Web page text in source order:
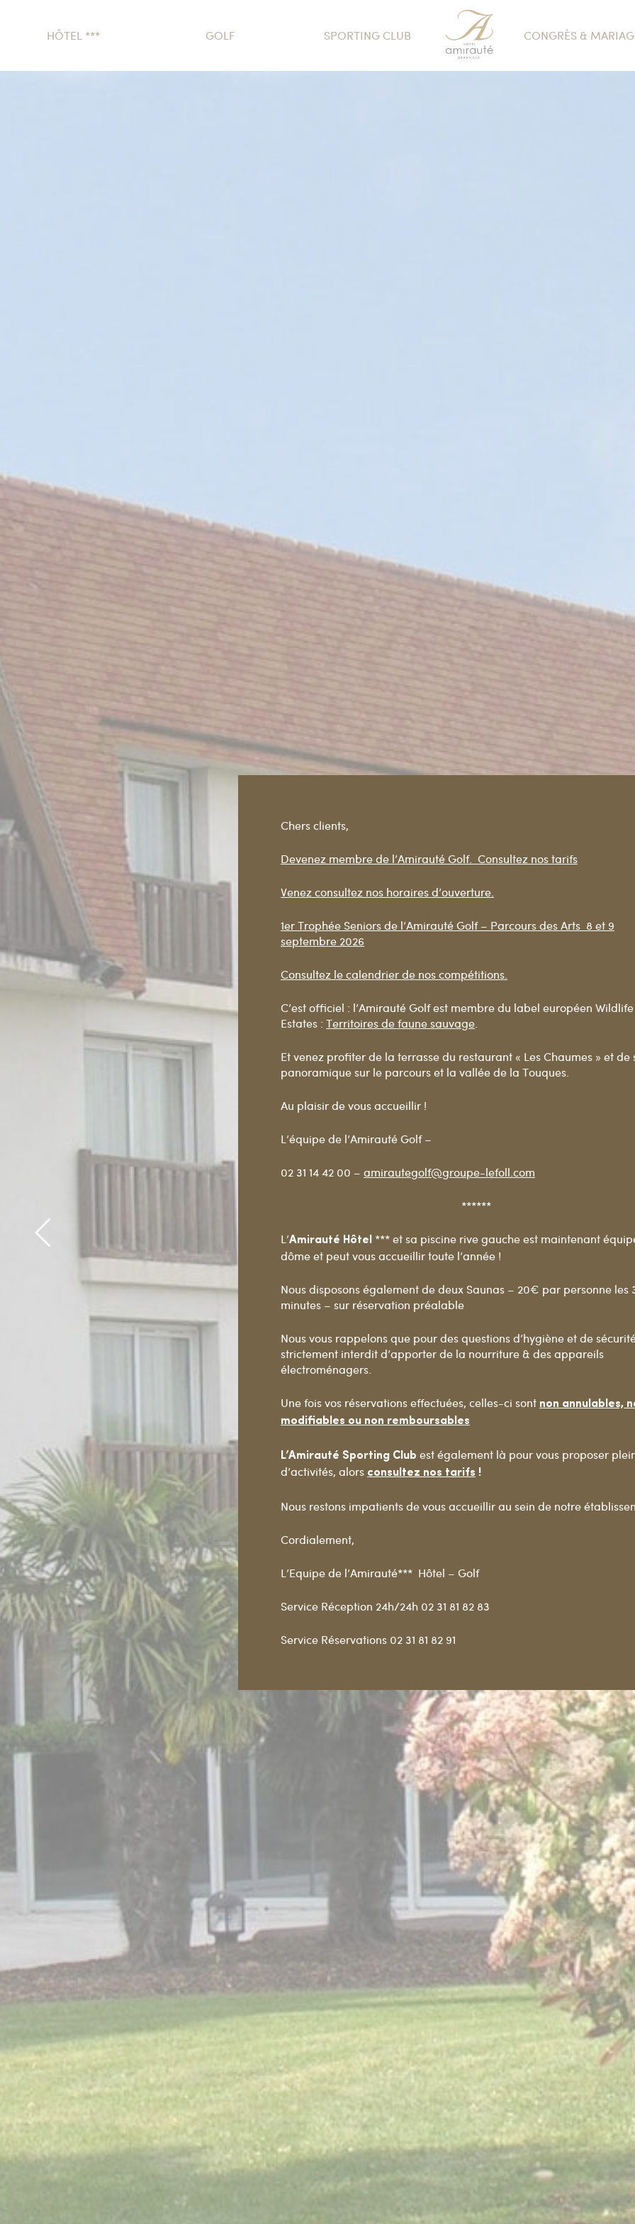
HÔTEL *** GOLF SPORTING CLUB CONGRÈS &
Précédent Bienvenue à
Chers clients,
Devenez membre de l’Amirauté Golf. Consultez nos tarifs
Venez consultez nos horaires d’ouverture.
1erTrophée Seniors de l’Amirauté Golf – Parcours des Arts 8 et 9
septembre 2026
Consultez le calendrier de nos compétitions.
C’est officiel : l’Amirauté Golf est membre du label européen Wildlife
Estates : Territoires de faune sauvage
Et venez profiter de la terrasse du restaurant « Les Chaumes » et de
panoramique sur le parcours et la vallée de la Touques.
Au plaisir de vous accueillir !
L’équipe de l’Amirauté Golf –
02 31 14 42 00 – amirautegolf@groupe-lefoll.com
******
L’Amirauté Hôtel
*** et sa piscine rive gauche est maintenant
dôme et peut vous accueillir toute l’année !
Nous disposons également de deux Saunas – 20€ par personne les
minutes – sur réservation préalable
Nous vous rappelons que pour des questions d’hygiène et de
strictement interdit d’apporter de la nourriture & des appareils
électroménagers.
Une fois vos réservations effectuées, celles-ci sont non annulables,
modifiables ou non remboursables
L’Amirauté Sporting Club est également là pour vous proposer
d’activités, alors consultez nos tarifs !
Nous restons impatients de vous accueillir au sein de notre
Cordialement,
L’Equipe de l’Amirauté*** Hôtel – Golf
Service Réception 24h/24h 02 31 81 82 83
Service Réservations 02 31 81 82 91